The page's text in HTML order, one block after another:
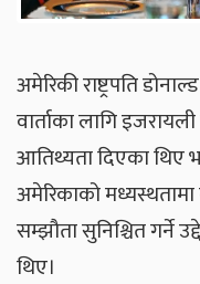
अमेरिकी राष्ट्रपति
वार्ताका लागि
आतिथ्यता दिएका थिए
अमेरिकाको मध्यस्थतामा
सम्झौता सुनिश्चित गर्ने
थिए।